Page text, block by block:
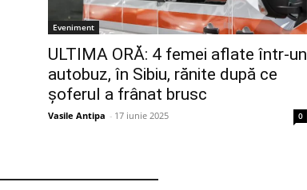
Eveniment
ULTIMA ORĂ: 4 femei aflate într-un
autobuz, în Sibiu, rănite după ce
șoferul a frânat brusc
Vasile Antipa - 17 iunie 2025 0